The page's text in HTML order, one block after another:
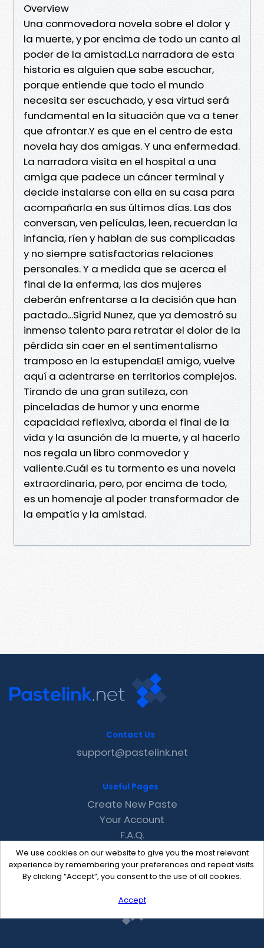
Overview
Una conmovedora novela sobre el dolor y
la muerte, y por encima de todo un canto al
poder de la amistad.La narradora de esta
historia es alguien que sabe escuchar,
porque entiende que todo el mundo
necesita ser escuchado, y esa virtud será
fundamental en la situación que va a tener
que afrontar.Y es que en el centro de esta
novela hay dos amigas. Y una enfermedad.
La narradora visita en el hospital a una
amiga que padece un cáncer terminal y
decide instalarse con ella en su casa para
acompañarla en sus últimos días. Las dos
conversan, ven películas, leen, recuerdan la
infancia, ríen y hablan de sus complicadas
y no siempre satisfactorias relaciones
personales. Y a medida que se acerca el
final de la enferma, las dos mujeres
deberán enfrentarse a la decisión que han
pactado...Sigrid Nunez, que ya demostró su
inmenso talento para retratar el dolor de la
pérdida sin caer en el sentimentalismo
tramposo en la estupendaEl amigo, vuelve
aquí a adentrarse en territorios complejos.
Tirando de una gran sutileza, con
pinceladas de humor y una enorme
capacidad reflexiva, aborda el final de la
vida y la asunción de la muerte, y al hacerlo
nos regala un libro conmovedor y
valiente.Cuál es tu tormento es una novela
extraordinaria, pero, por encima de todo,
es un homenaje al poder transformador de
la empatía y la amistad.
We use cookies on our website to give you the most relevant
experience by remembering your preferences and repeat visits.
By clicking “Accept”, you consent to the use of all cookies.
Accept
Contact Us
support@pastelink.net
Useful Pages
Create New Paste
Your Account
F.A.Q.
Recent
Contact